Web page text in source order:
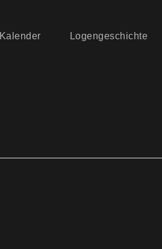
Kalender Logengeschichte